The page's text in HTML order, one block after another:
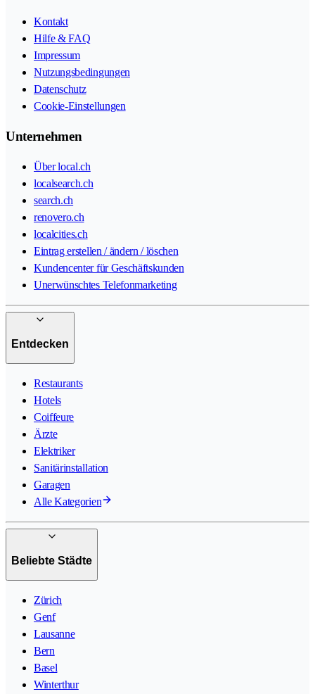
Kontakt
Hilfe & FAQ
Impressum
Nutzungsbedingungen
Datenschutz
Cookie-Einstellungen
Unternehmen
Über local.ch
localsearch.ch
search.ch
renovero.ch
localcities.ch
Eintrag erstellen / ändern / löschen
Kundencenter für Geschäftskunden
Unerwünschtes Telefonmarketing
Entdecken
Restaurants
Hotels
Coiffeure
Ärzte
Elektriker
Sanitärinstallation
Garagen
Alle Kategorien
Beliebte Städte
Zürich
Genf
Lausanne
Bern
Basel
Winterthur